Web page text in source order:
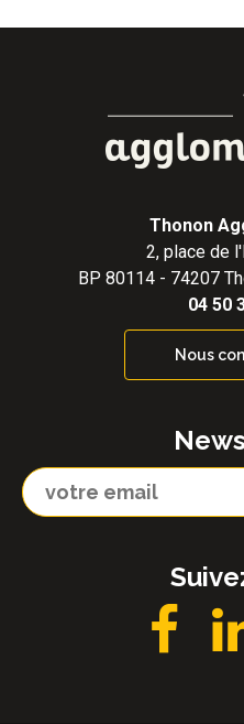
Thonon
2, place de
BP 80114 - 74207
04 50
Nous